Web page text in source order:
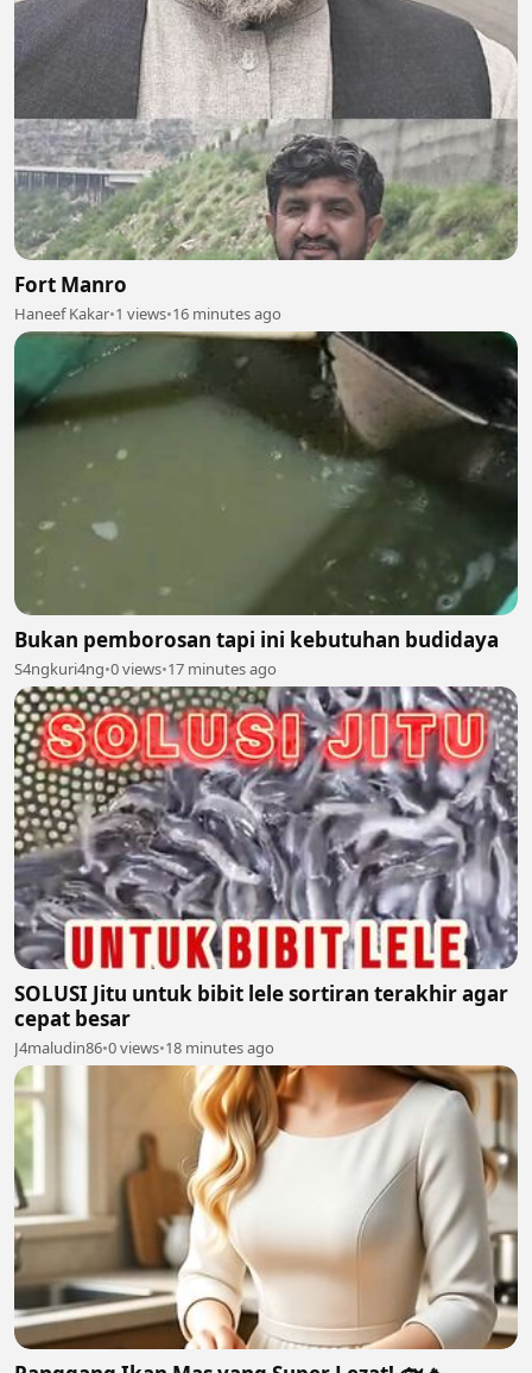
Fort Manro
Haneef Kakar•1 views•16 minutes ago
Bukan pemborosan tapi ini kebutuhan budidaya
S4ngkuri4ng•0 views•17 minutes ago
SOLUSI Jitu untuk bibit lele sortiran terakhir agar
cepat besar
J4maludin86•0 views•18 minutes ago